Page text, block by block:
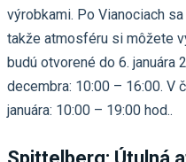
výrobkami. Po Vianociach
takže atmosféru si môžete
budú otvorené do 6. januára
decembra: 10:00 – 16:00. V
januára: 10:00 – 19:00 hod..